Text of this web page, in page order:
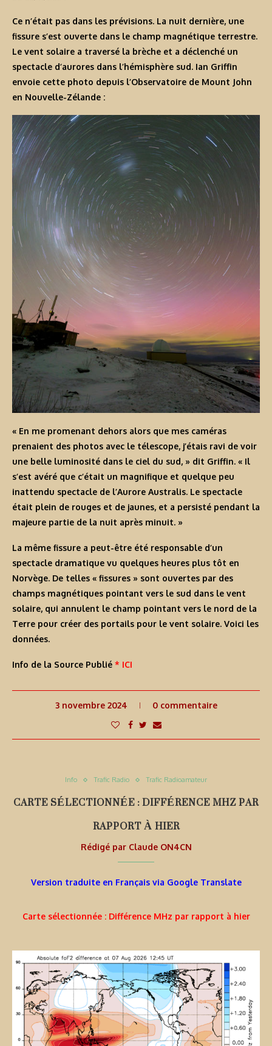
Ce n’était pas dans les prévisions. La nuit dernière, une
fissure s’est ouverte dans le champ magnétique terrestre.
Le vent solaire a traversé la brèche et a déclenché un
spectacle d’aurores dans l’hémisphère sud. Ian Griffin
envoie cette photo depuis l’Observatoire de Mount John
en Nouvelle-Zélande :
« En me promenant dehors alors que mes caméras
prenaient des photos avec le télescope, j’étais ravi de voir
une belle luminosité dans le ciel du sud, » dit Griffin. « Il
s’est avéré que c’était un magnifique et quelque peu
inattendu spectacle de l’Aurore Australis. Le spectacle
était plein de rouges et de jaunes, et a persisté pendant la
majeure partie de la nuit après minuit. »
La même fissure a peut-être été responsable d’un
spectacle dramatique vu quelques heures plus tôt en
Norvège. De telles « fissures » sont ouvertes par des
champs magnétiques pointant vers le sud dans le vent
solaire, qui annulent le champ pointant vers le nord de la
Terre pour créer des portails pour le vent solaire. Voici les
données.
Info de la Source Publié * ICI
3 novembre 2024 0 commentaire
Info Trafic Radio Trafic Radioamateur
CARTE SÉLECTIONNÉE : DIFFÉRENCE MHZ PAR
RAPPORT À HIER
Rédigé par Claude ON4CN
Version traduite en Français via Google Translate
Carte sélectionnée : Différence MHz par rapport à hier